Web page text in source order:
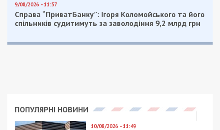
9/08/2026 - 11:57
Справа “ПриватБанку”: Ігоря Коломойського та його
спільників судитимуть за заволодіння 9,2 млрд грн
ПОПУЛЯРНІ НОВИНИ
10/08/2026 - 11:49